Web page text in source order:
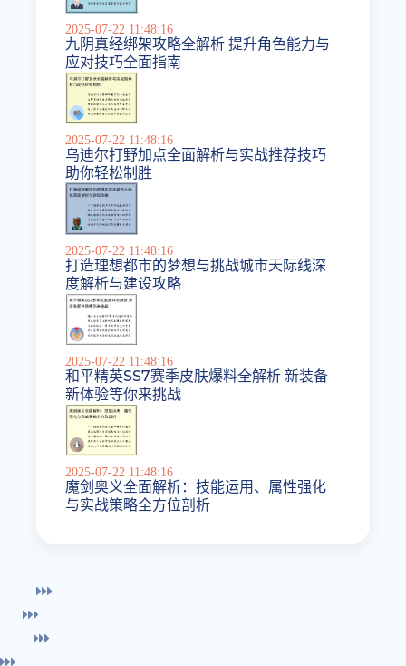
2025-07-22 11:48:16
九阴真经绑架攻略全解析 提升角色能力与
应对技巧全面指南
2025-07-22 11:48:16
乌迪尔打野加点全面解析与实战推荐技巧
助你轻松制胜
2025-07-22 11:48:16
打造理想都市的梦想与挑战城市天际线深
度解析与建设攻略
2025-07-22 11:48:16
和平精英SS7赛季皮肤爆料全解析 新装备
新体验等你来挑战
2025-07-22 11:48:16
魔剑奥义全面解析：技能运用、属性强化
与实战策略全方位剖析